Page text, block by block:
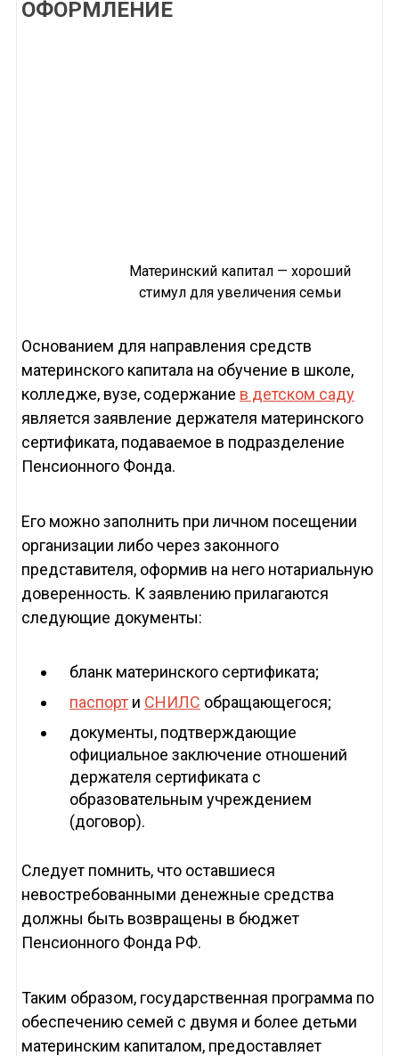
ОФОРМЛЕНИЕ
Материнский капитал — хороший
стимул для увеличения семьи
Основанием для направления средств
материнского капитала на обучение в школе,
колледже, вузе, содержание в детском саду
является заявление держателя материнского
сертификата, подаваемое в подразделение
Пенсионного Фонда.
Его можно заполнить при личном посещении
организации либо через законного
представителя, оформив на него нотариальную
доверенность. К заявлению прилагаются
следующие документы:
бланк материнского сертификата;
паспорти СНИЛС обращающегося;
документы, подтверждающие
официальное заключение отношений
держателя сертификата с
образовательным учреждением
(договор).
Следует помнить, что оставшиеся
невостребованными денежные средства
должны быть возвращены в бюджет
Пенсионного Фонда РФ.
Таким образом, государственная программа по
обеспечению семей с двумя и более детьми
материнским капиталом, предоставляет